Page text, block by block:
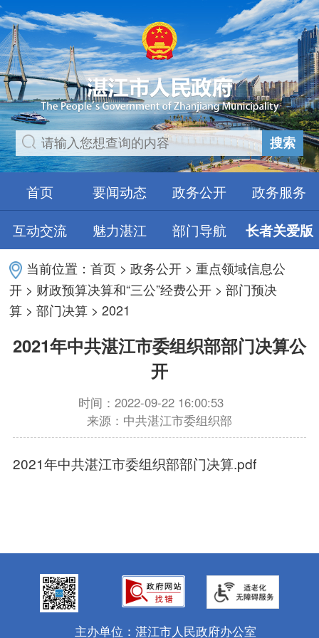
搜索
首页 要闻动态 政务公开
政务服务
互动交流
魅力湛江 部门导航 长者关爱版
当前位置：首页 >政务公开 >重点领域信息公
开 > 财政预算决算和“三公”经费公开 >部门预决
算 >部门决算 >2021
2021年中共湛江市委组织部部门决算公
开
时间：2022-09-22 16:00:53
来源：中共湛江市委组织部
2021年中共湛江市委组织部部门决算.pdf
主办单位：湛江市人民政府办公室